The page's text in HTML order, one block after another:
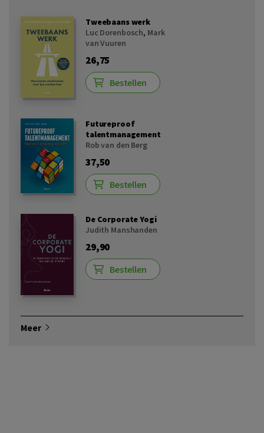
Tweebaans werk
Luc Dorenbosch, Mark
van Vuuren
26,75
Bestellen
Futureproof
talentmanagement
Rob van den Berg
37,50
Bestellen
De Corporate Yogi
Judith Manshanden
29,90
Bestellen
Meer